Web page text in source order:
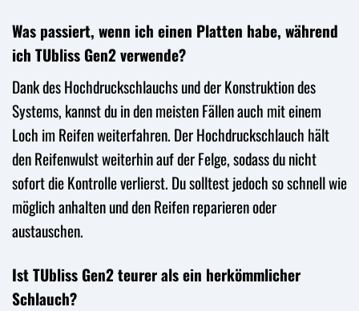
Was passiert, wenn ich einen Platten habe, während
ich TUbliss Gen2 verwende?
Dank des Hochdruckschlauchs und der Konstruktion des
Systems, kannst du in den meisten Fällen auch mit einem
Loch im Reifen weiterfahren. Der Hochdruckschlauch hält
den Reifenwulst weiterhin auf der Felge, sodass du nicht
sofort die Kontrolle verlierst. Du solltest jedoch so schnell wie
möglich anhalten und den Reifen reparieren oder
austauschen.
Ist TUbliss Gen2 teurer als ein herkömmlicher
Schlauch?